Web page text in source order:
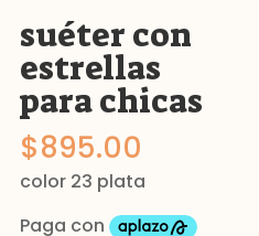
suéter con
estrellas
para chicas
$895.00
color 23 plata